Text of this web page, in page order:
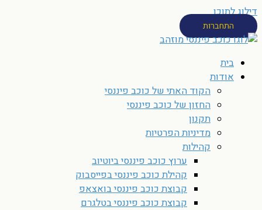
דילוג לתוכן
התחברות
בית
אודות
הקוד האתי של כוכב פיננסי
החזון של כוכב פיננסי
תקנון
מדיניות הפרטיות
קהילות
ערוץ כוכב פיננסי ביוטיוב
קהילת כוכב פיננסי בפייסבוק
קבוצת כוכב פיננסי בואצאפ
קבוצת כוכב פיננסי בטלגרם